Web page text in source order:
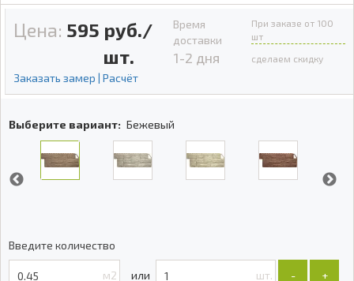
Цена: 595 руб./
шт.
Заказать замер | Расчёт
Время
доставки
1-2 дня
При заказе от 100
шт
сделаем скидку
Выберите вариант: Бежевый
Введите количество
м2 шт. +
-